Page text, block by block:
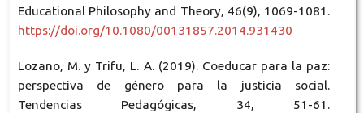
Educational Philosophy and Theory, 46(9), 1069-1081.
https://doi.org/10.1080/00131857.2014.931430
Lozano, M. y Trifu, L. A. (2019). Coeducar para la paz:
perspectiva de género para la justicia social.
Tendencias Pedagógicas, 34, 51-61.